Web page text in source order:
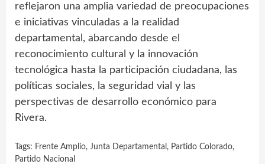
reflejaron una amplia variedad de preocupaciones
e iniciativas vinculadas a la realidad
departamental, abarcando desde el
reconocimiento cultural y la innovación
tecnológica hasta la participación ciudadana, las
políticas sociales, la seguridad vial y las
perspectivas de desarrollo económico para
Rivera.
Tags: Frente Amplio, Junta Departamental , Partido Colorado,
Partido Nacional